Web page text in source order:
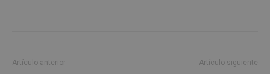
Artículo anterior Artículo siguiente